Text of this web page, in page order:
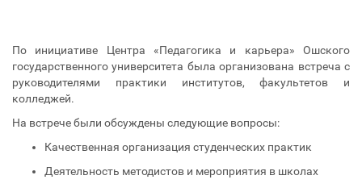
По инициативе Центра «Педагогика и карьера» Ошского
государственного университета была организована встреча с
руководителями практики институтов, факультетов и
колледжей.
На встрече были обсуждены следующие вопросы:
Качественная организация студенческих практик
Деятельность методистов и мероприятия в школах